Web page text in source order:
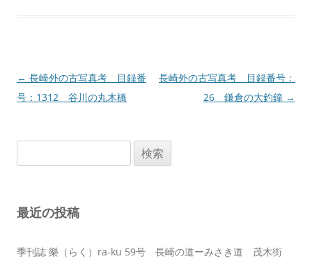
投
稿
ョ
← 長崎外の古写真考 目録番
号：1312 谷川の丸木橋
長崎外の古写真考 目録番号：
26 鎌倉の大釣鐘 →
索:
最近の投稿
季刊誌 樂（らく）ra-ku 59号 長崎の道ーみさき道 茂木街